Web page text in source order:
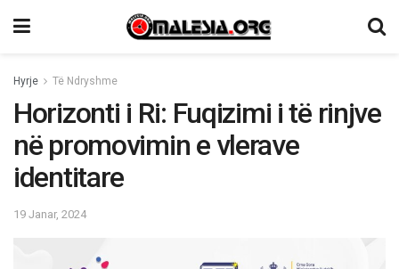
Hyrje Të Ndryshme
Horizonti i Ri: Fuqizimi i të rinjve
në promovimin e vlerave
identitare
19 Janar, 2024